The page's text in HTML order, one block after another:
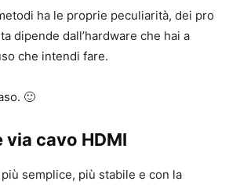
ha le proprie peculiarità, dei pro
dipende dall’hardware che hai a
che intendi fare.
🙂
cavo HDMI
semplice, più stabile e con la